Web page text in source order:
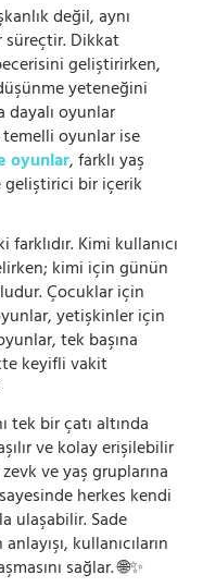
değil, aynı
Dikkat
geliştirirken,
yeteneğini
oyunlar
temelli oyunlar ise
oyunlar, farklı yaş
geliştirici bir içerik
Kimi kullanıcı
kimi için günün
Çocuklar için
yetişkinler için
tek başına
keyifli vakit
tek bir çatı altında
ve kolay erişilebilir
ve yaş gruplarına
sayesinde herkes kendi
ulaşabilir. Sade
kullanıcıların
sağlar. 🌐✨